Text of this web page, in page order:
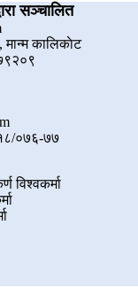
सञ्चालित
कालिकाेट
०७६-७७
विश्वकर्मा